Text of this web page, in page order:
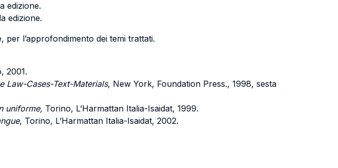
edizione.
edizione.
l’approfondimento dei temi trattati.
2001.
Law-Cases-Text-Materials, New York, Foundation Press., 1998, sesta
uniforme, Torino, L’Harmattan Italia-Isaidat, 1999.
, Torino, L’Harmattan Italia-Isaidat, 2002.